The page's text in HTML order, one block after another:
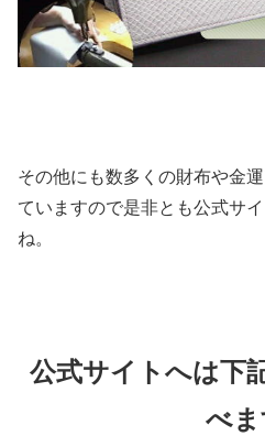
その他にも数多くの財布や金
ていますので是非とも公式サ
ね。
公式サイトへは下
べ